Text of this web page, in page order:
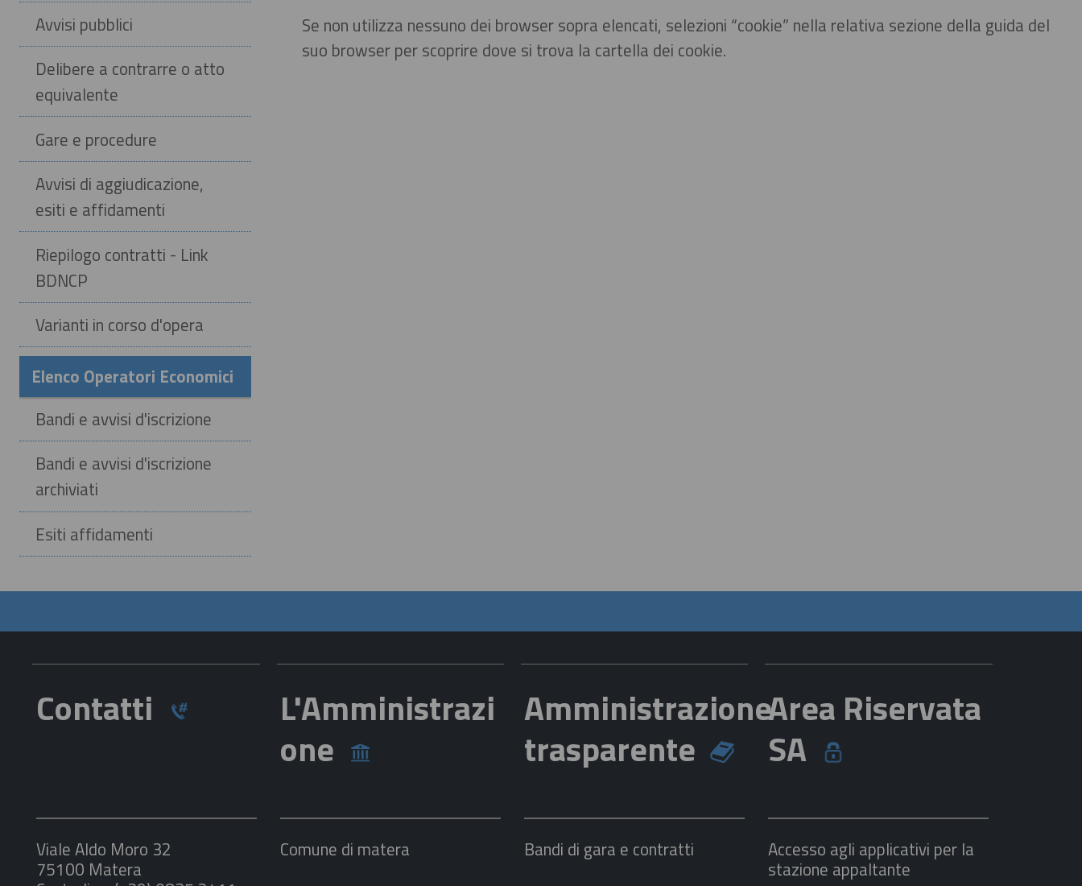
Avvisi pubblici
Delibere a contrarre o atto
equivalente
Gare e procedure
Avvisi di aggiudicazione,
esiti e affidamenti
Riepilogo contratti - Link
BDNCP
Varianti in corso d'opera
Elenco Operatori Economici
Bandi e avvisi d'iscrizione
Bandi e avvisi d'iscrizione
archiviati
Esiti affidamenti
Se non utilizza nessuno dei browser sopra elencati, selezioni “cookie” nella relativa sezione della guida del
suo browser per scoprire dove si trova la cartella dei cookie.
Contatti
L'Amministrazi
one
Amministrazione
trasparente
Area Riservata
SA
Viale Aldo Moro 32
75100 Matera
Comune di matera Bandi di gara e contratti Accesso agli applicativi per la
stazione appaltante